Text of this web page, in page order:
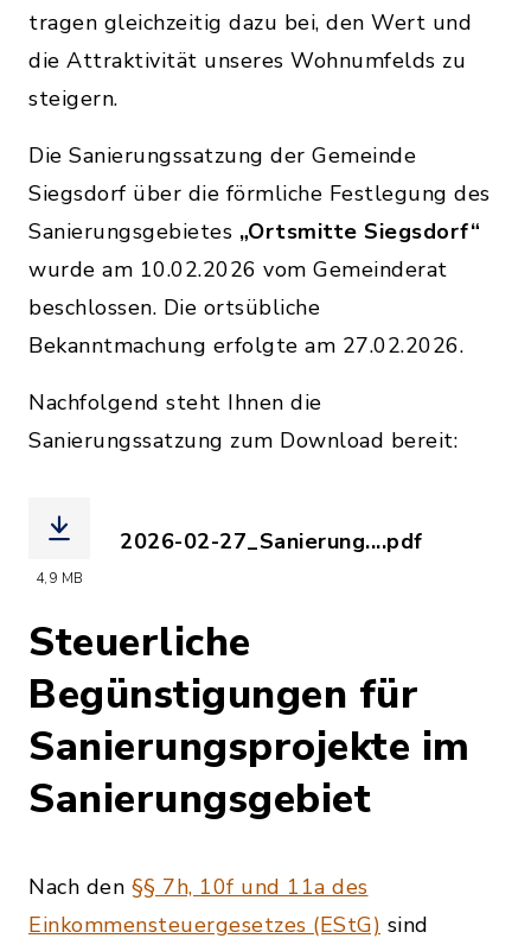
tragen gleichzeitig dazu bei, den Wert und
die Attraktivität unseres Wohnumfelds zu
steigern.
Die Sanierungssatzung der Gemeinde
Siegsdorf über die förmliche Festlegung des
Sanierungsgebietes „Ortsmitte Siegsdorf“
wurde am 10.02.2026 vom Gemeinderat
beschlossen. Die ortsübliche
Bekanntmachung erfolgte am 27.02.2026.
Nachfolgend steht Ihnen die
Sanierungssatzung zum Download bereit:
4,9 MB
2026-02-27_Sanierung....pdf
Steuerliche
Begünstigungen für
Sanierungsprojekte im
Sanierungsgebiet
Nach den §§ 7h, 10f und 11a des
Einkommensteuergesetzes (EStG) sind